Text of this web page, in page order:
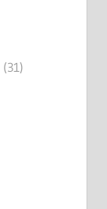
(31)